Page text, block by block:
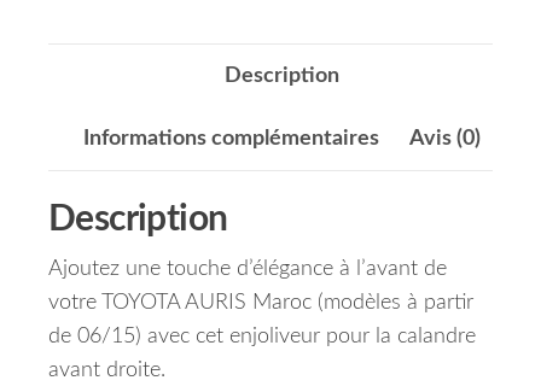
Description
Informations complémentaires Avis (0)
Description
Ajoutez une touche d’élégance à l’avant de
votre TOYOTA AURIS Maroc (modèles à partir
de 06/15) avec cet enjoliveur pour la calandre
avant droite.